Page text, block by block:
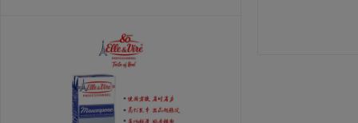
欧福巴氏杀菌蛋白液（北区可售）
规格: 12盒×970克 / 箱